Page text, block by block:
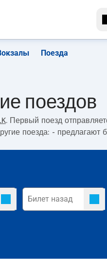
Поезда
поездов
. Первый поезд
поезда: - предлагают